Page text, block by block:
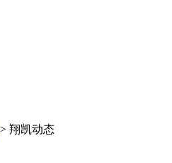
> 翔凯动态